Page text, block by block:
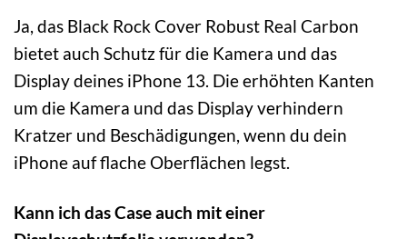
Ja, das Black Rock Cover Robust Real Carbon
bietet auch Schutz für die Kamera und das
Display deines iPhone 13. Die erhöhten Kanten
um die Kamera und das Display verhindern
Kratzer und Beschädigungen, wenn du dein
iPhone auf flache Oberflächen legst.
Kann ich das Case auch mit einer